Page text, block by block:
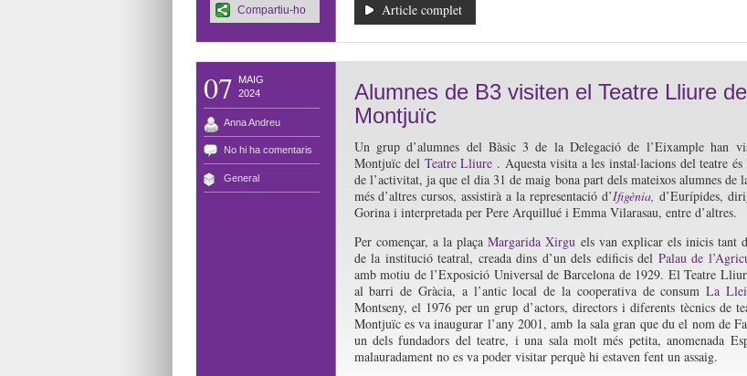
Article complet
Compartiu-ho
07
MAIG
2024
Anna Andreu
No hi ha comentaris
General
Alumnes de B3 visiten el Teatre Lliure de
Montjuïc
Un grup d’alumnes del Bàsic 3 de la Delegació de l’Eixample han
Montjuïc del Teatre Lliure . Aquesta visita a les instal·lacions del teatre
de l’activitat, ja que el dia 31 de maig bona part dels mateixos alumnes de
més d’altres cursos, assistirà a la representació d’Ifigènia, d’Eurípides,
Gorina i interpretada per Pere Arquillué i Emma Vilarasau, entre d’altres.
Per començar, a la plaça Margarida Xirguels van explicar els inicis tant
de la institució teatral, creada dins d’un dels edificis del Palau de
amb motiu de l’Exposició Universal de Barcelona de 1929. El Teatre
al barri de Gràcia, a l’antic local de la cooperativa de consumLa
Montseny, el 1976 per un grup d’actors, directors i diferents tècnics de
Montjuïc es va inaugurar l’any 2001, amb la sala gran que du el nom de
un dels fundadors del teatre, i una sala molt més petita, anomenada
malauradament no es va poder visitar perquè hi estaven fent un assaig.